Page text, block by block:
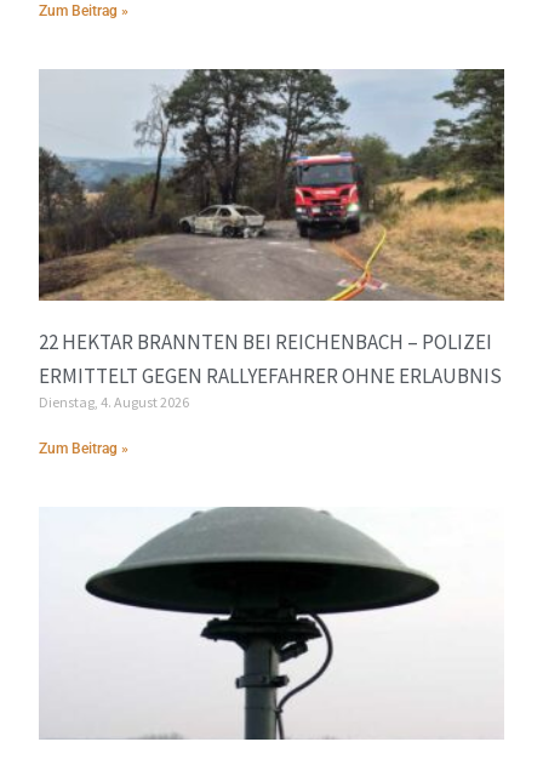
Zum Beitrag »
22 HEKTAR BRANNTEN BEI REICHENBACH – POLIZEI
ERMITTELT GEGEN RALLYEFAHRER OHNE ERLAUBNIS
Dienstag, 4. August 2026
Zum Beitrag »